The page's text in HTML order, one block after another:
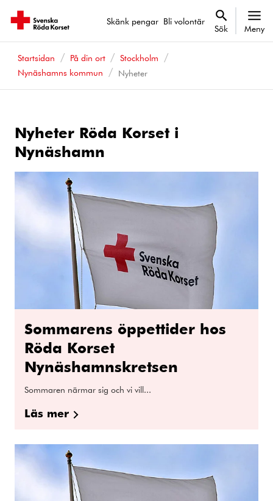
Skänk pengar Bli volontär
Sök Meny
Startsidan På din ort
Stockholm
Nynäshamns kommun
Nyheter
Nyheter Röda Korset i
Nynäshamn
Sommarens öppettider hos
Röda Korset
Nynäshamnskretsen
Sommaren närmar sig och vi vill...
Läs mer